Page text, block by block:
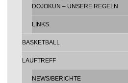
DOJOKUN – UNSERE REGELN
LINKS
BASKETBALL
LAUFTREFF
NEWS/BERICHTE